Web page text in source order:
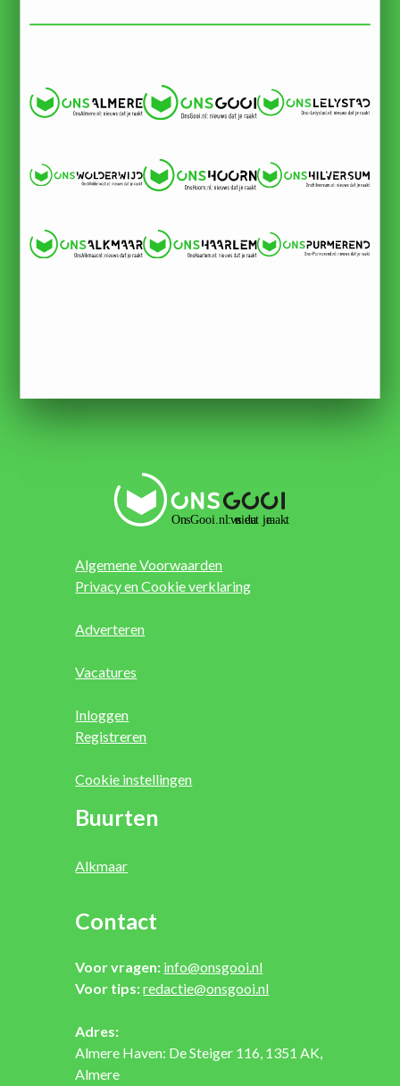
Algemene Voorwaarden
Privacy en Cookie verklaring
Adverteren
Vacatures
Inloggen
Registreren
Cookie instellingen
Buurten
Alkmaar
Contact
Voor vragen: info@onsgooi.nl
Voor tips:redactie@onsgooi.nl
Adres:
Almere Haven: De Steiger 116, 1351 AK,
Almere